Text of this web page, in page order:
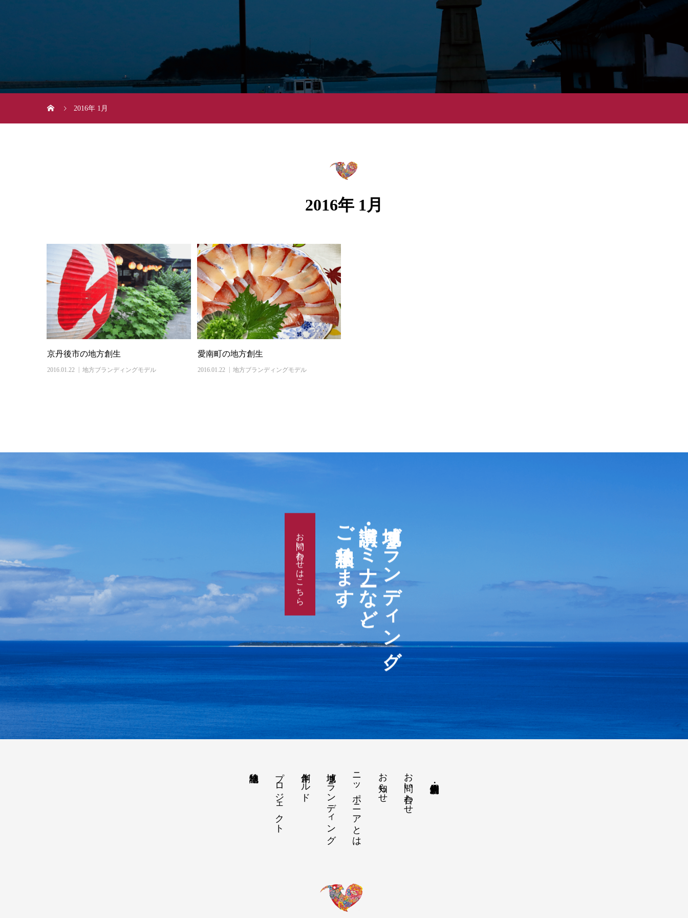
2016年 1月
2016年 1月
京丹後市の地方創生
2016.01.22 地方ブランディングモデル
愛南町の地方創生
2016.01.22 地方ブランディングモデル
地域ブランディング、
講演・セミナーなど、
ご相談承ります。
お問い合わせはこちら
お問い合わせ
お知らせ
ニッポニアとは
地域ブランディング
創作ギルド
プロジェクト
地域物語り